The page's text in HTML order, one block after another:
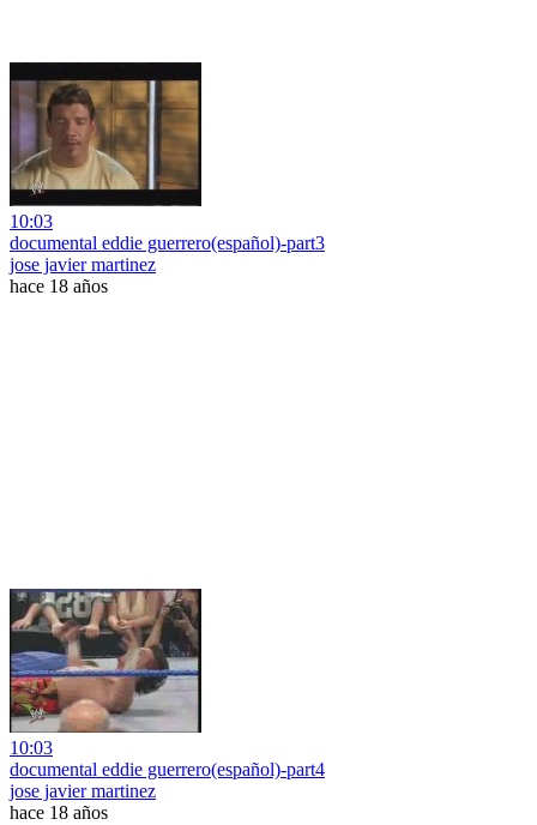
10:03
documental eddie guerrero(español)-part3
jose javier martinez
hace 18 años
10:03
documental eddie guerrero(español)-part4
jose javier martinez
hace 18 años